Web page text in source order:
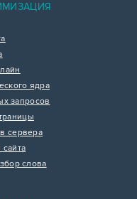
ядра
запросов
сервера
слова